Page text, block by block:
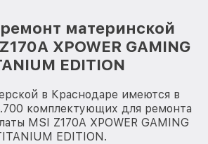
материнской
XPOWER GAMING
EDITION
в Краснодаре имеются в
комплектующих для ремонта
MSI Z170A XPOWER GAMING
EDITION.